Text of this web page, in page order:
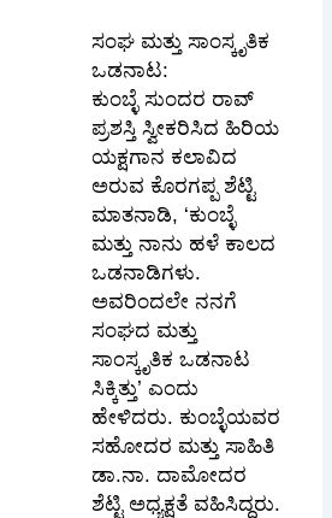
ಸಂಘ ಮತ್ತು ಸಾಂಸ್ಕೃತಿಕ
ಒಡನಾಟ:
ಕುಂಬ್ಳೆ ಸುಂದರ ರಾವ್
ಪ್ರಶಸ್ತಿ ಸ್ವೀಕರಿಸಿದ ಹಿರಿಯ
ಯಕ್ಷಗಾನ ಕಲಾವಿದ
ಅರುವ ಕೊರಗಪ್ಪ ಶೆಟ್ಟಿ
ಮಾತನಾಡಿ, ‘ಕುಂಬ್ಳೆ
ಮತ್ತು ನಾನು ಹಳೆ ಕಾಲದ
ಒಡನಾಡಿಗಳು.
ಅವರಿಂದಲೇ ನನಗೆ
ಸಂಘದ ಮತ್ತು
ಸಾಂಸ್ಕೃತಿಕ ಒಡನಾಟ
ಸಿಕ್ಕಿತ್ತು’ ಎಂದು
ಹೇಳಿದರು. ಕುಂಬ್ಳೆಯವರ
ಸಹೋದರ ಮತ್ತು ಸಾಹಿತಿ
ಡಾ.ನಾ. ದಾಮೋದರ
ಶೆಟ್ಟಿ ಅಧ್ಯಕ್ಷತೆ ವಹಿಸಿದ್ದರು.